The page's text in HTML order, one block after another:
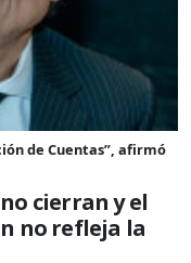
de Cuentas”, afirmó
cierran y el
no refleja la